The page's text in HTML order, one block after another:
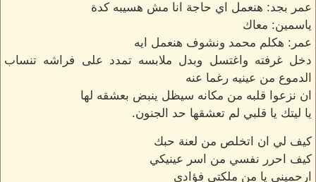
عمر بجد: هنعمل اي حاجة انا مش هسيبه كدة
ياسمين: معاك
عمر: هكلم محمد ونشوف هنعمل ايه
دخل غرفته واغتسل وبدل ملابسه تمدد على فراشه تنساب
الدموع من عينيه رغما عنه
ان نزعوا قلبه من مكانه سيظل ينبض بعشقه لها
يا ليتك يا قلبي لم تعشقها حد الجنون.
كيف لي ان اتخلص من لعنة حبك
كيف احرر نفسي من اسر عينيكي
ارحميني يا من ملكتي فؤادي